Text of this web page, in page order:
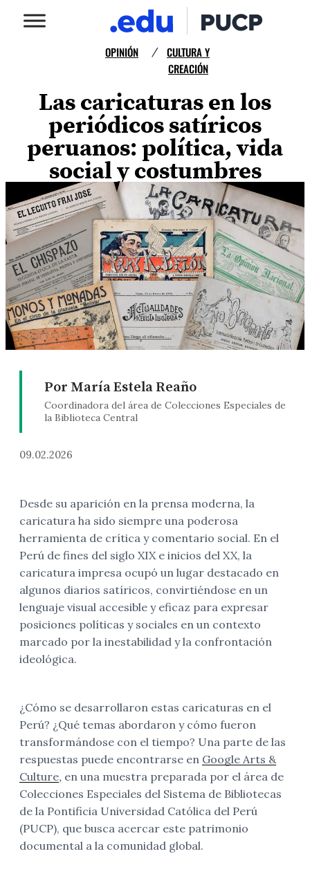
OPINIÓN /
CULTURA Y
CREACIÓN
Las caricaturas en los
periódicos satíricos
peruanos: política, vida
social y costumbres
Por María Estela Reaño
Coordinadora del área de Colecciones Especiales de
la Biblioteca Central
09.02.2026
Desde su aparición en la prensa moderna, la
caricatura ha sido siempre una poderosa
herramienta de crítica y comentario social. En el
Perú de fines del siglo XIX e inicios del XX, la
caricatura impresa ocupó un lugar destacado en
algunos diarios satíricos, convirtiéndose en un
lenguaje visual accesible y eficaz para expresar
posiciones políticas y sociales en un contexto
marcado por la inestabilidad y la confrontación
ideológica.
¿Cómo se desarrollaron estas caricaturas en el
Perú? ¿Qué temas abordaron y cómo fueron
transformándose con el tiempo? Una parte de las
respuestas puede encontrarse en Google Arts &
Culture, en una muestra preparada por el área de
Colecciones Especiales del Sistema de Bibliotecas
de la Pontificia Universidad Católica del Perú
(PUCP), que busca acercar este patrimonio
documental a la comunidad global.